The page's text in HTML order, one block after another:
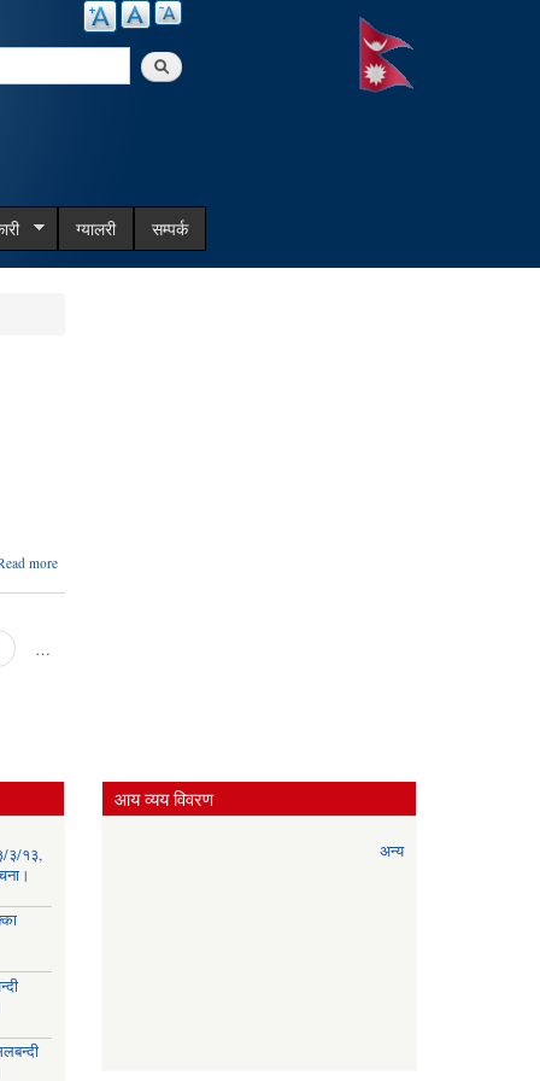
ग्यालरी सम्पर्क
more
…
३/१३,
आय व्यय विवरण
अन्य